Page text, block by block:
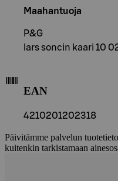
Maahantuoja
P&G
lars soncin kaari 10
EAN
4210201202318
Päivitämme palvelun
kuitenkin tarkistamaan